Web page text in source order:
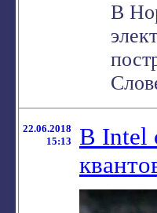
В
22.06.2018
15:13
В Intel